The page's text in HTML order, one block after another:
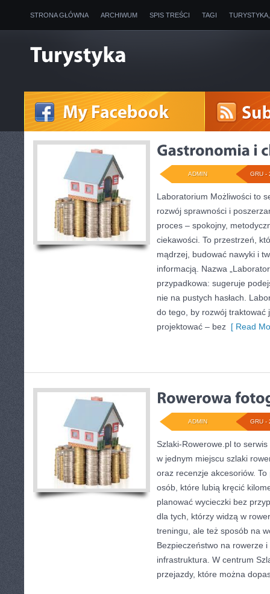
STRONA GŁÓWNA ARCHIWUM SPIS TREŚCI TAGI
GRU -
ADMIN
Laboratorium Możliwości to
rozwój sprawności i
proces – spokojny,
ciekawości. To przestrzeń,
mądrzej, budować nawyki i
informacją. Nazwa
przypadkowa: sugeruje
nie na pustych hasłach.
do tego, by rozwój traktować
projektować – bez [ Read
GRU -
ADMIN
Szlaki-Rowerowe.pl to
w jednym miejscu szlaki
oraz recenzje akcesoriów.
osób, które lubią kręcić
planować wycieczki bez
dla tych, którzy widzą w
treningu, ale też sposób na
Bezpieczeństwo na rowerze
infrastruktura. W centrum
przejazdy, które można